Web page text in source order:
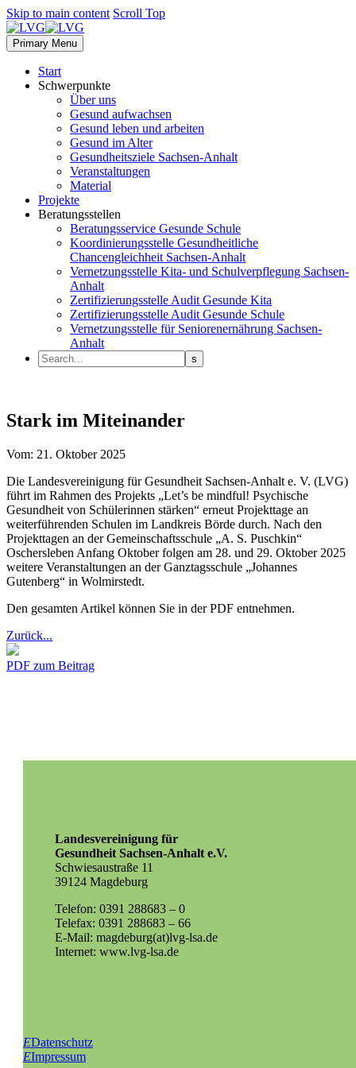
Skip to main content Scroll Top
Primary Menu
Start
Schwerpunkte
Über uns
Gesund aufwachsen
Gesund leben und arbeiten
Gesund im Alter
Gesundheitsziele Sachsen-Anhalt
Veranstaltungen
Material
Projekte
Beratungsstellen
Beratungsservice Gesunde Schule
Koordinierungsstelle Gesundheitliche
Chancengleichheit Sachsen-Anhalt
Vernetzungsstelle Kita- und Schulverpflegung Sachsen-
Anhalt
Zertifizierungsstelle Audit Gesunde Kita
Zertifizierungsstelle Audit Gesunde Schule
Vernetzungsstelle für Seniorenernährung Sachsen-
Anhalt
Stark im Miteinander
Vom: 21. Oktober 2025
Die Landesvereinigung für Gesundheit Sachsen-Anhalt e. V. (LVG)
führt im Rahmen des Projekts „Let’s be mindful! Psychische
Gesundheit von Schülerinnen stärken“ erneut Projekttage an
weiterführenden Schulen im Landkreis Börde durch. Nach den
Projekttagen an der Gemeinschaftsschule „A. S. Puschkin“
Oschersleben Anfang Oktober folgen am 28. und 29. Oktober 2025
weitere Veranstaltungen an der Ganztagsschule „Johannes
Gutenberg“ in Wolmirstedt.
Den gesamten Artikel können Sie in der PDF entnehmen.
Zurück...
PDF zum Beitrag
Landesvereinigung für
Gesundheit Sachsen-Anhalt e.V.
Schwiesaustraße 11
39124 Magdeburg
Telefon: 0391 288683 – 0
Telefax: 0391 288683 – 66
E-Mail: magdeburg(at)lvg-lsa.de
Internet: www.lvg-lsa.de
EDatenschutz
EImpressum